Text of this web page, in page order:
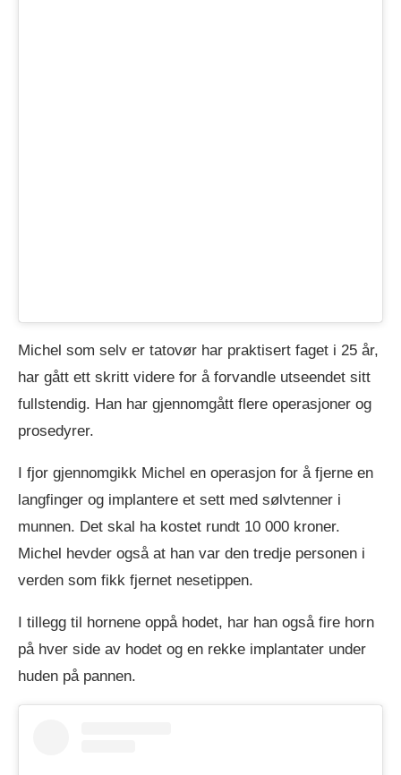
Michel som selv er tatovør har praktisert faget i 25 år,
har gått ett skritt videre for å forvandle utseendet sitt
fullstendig. Han har gjennomgått flere operasjoner og
prosedyrer.
I fjor gjennomgikk Michel en operasjon for å fjerne en
langfinger og implantere et sett med sølvtenner i
munnen. Det skal ha kostet rundt 10 000 kroner.
Michel hevder også at han var den tredje personen i
verden som fikk fjernet nesetippen.
I tillegg til hornene oppå hodet, har han også fire horn
på hver side av hodet og en rekke implantater under
huden på pannen.